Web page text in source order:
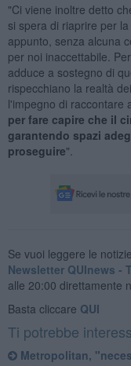
"Ci viene inoltre detto
si spera di riaprire per
appunto, senza alcuna
per noi inaccettabile.
adduce a sostegno di
rispecchiano la realtà
l'impegno di raccontare
per fare capire che il
garantendo spazi
proseguire".
Se vuoi leggere le
Newsletter QUInews -
alle 20:00 direttamente
Basta cliccare QUI
Ti potrebbe
Metropolitan,